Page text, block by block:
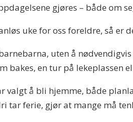
gjøres – både om
uke for oss foreldre, så
uten å
bakes, en tur på lekeplassen
valgt å bli hjemme, både
tar ferie, gjør at mange må